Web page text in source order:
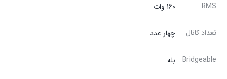
RMS 160 وات
تعداد کانال چهار عدد
Bridgeable بله